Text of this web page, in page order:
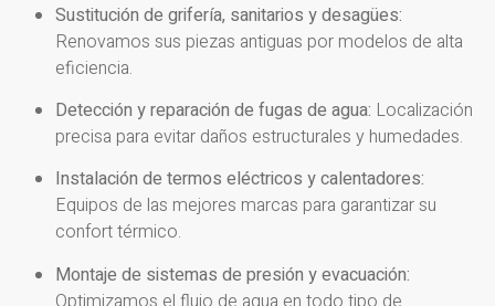
Sustitución de grifería, sanitarios y desagües:
Renovamos sus piezas antiguas por modelos de alta
eficiencia.
Detección y reparación de fugas de agua: Localización
precisa para evitar daños estructurales y humedades.
Instalación de termos eléctricos y calentadores:
Equipos de las mejores marcas para garantizar su
confort térmico.
Montaje de sistemas de presión y evacuación: